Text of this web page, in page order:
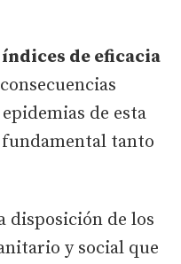
de eficacia
de esta
tanto
disposición de los
y social que